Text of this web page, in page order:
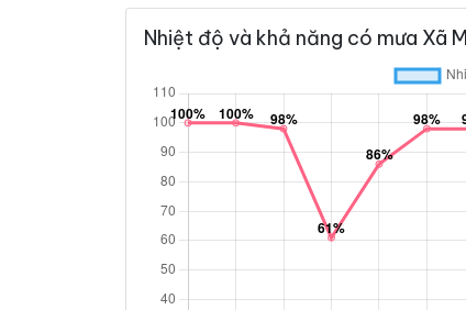
Nhiệt độ và khả năng có mưa Xã